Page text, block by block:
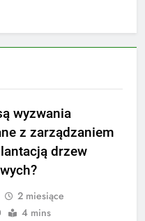
wyzwania
z zarządzaniem
drzew
2 miesiące
4 mins